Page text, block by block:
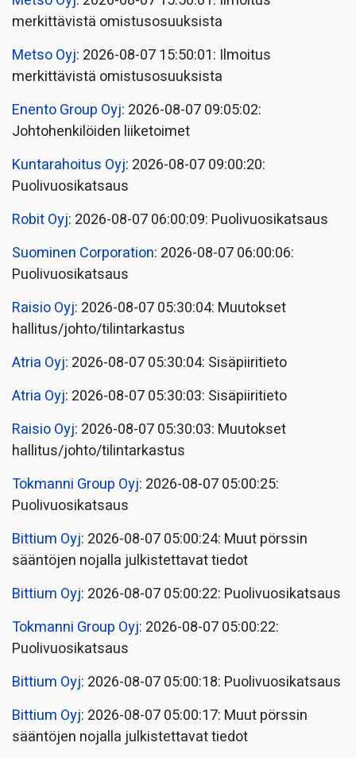
merkittävistä omistusosuuksista
Metso Oyj: 2026-08-07 15:50:01: Ilmoitus
merkittävistä omistusosuuksista
Enento Group Oyj: 2026-08-07 09:05:02:
Johtohenkilöiden liiketoimet
Kuntarahoitus Oyj: 2026-08-07 09:00:20:
Puolivuosikatsaus
Robit Oyj: 2026-08-07 06:00:09: Puolivuosikatsaus
Suominen Corporation: 2026-08-07 06:00:06:
Puolivuosikatsaus
Raisio Oyj: 2026-08-07 05:30:04: Muutokset
hallitus/johto/tilintarkastus
Atria Oyj: 2026-08-07 05:30:04: Sisäpiiritieto
Atria Oyj: 2026-08-07 05:30:03: Sisäpiiritieto
Raisio Oyj: 2026-08-07 05:30:03: Muutokset
hallitus/johto/tilintarkastus
Tokmanni Group Oyj: 2026-08-07 05:00:25:
Puolivuosikatsaus
Bittium Oyj: 2026-08-07 05:00:24: Muut pörssin
sääntöjen nojalla julkistettavat tiedot
Bittium Oyj: 2026-08-07 05:00:22: Puolivuosikatsaus
Tokmanni Group Oyj: 2026-08-07 05:00:22:
Puolivuosikatsaus
Bittium Oyj: 2026-08-07 05:00:18: Puolivuosikatsaus
Bittium Oyj: 2026-08-07 05:00:17: Muut pörssin
sääntöjen nojalla julkistettavat tiedot